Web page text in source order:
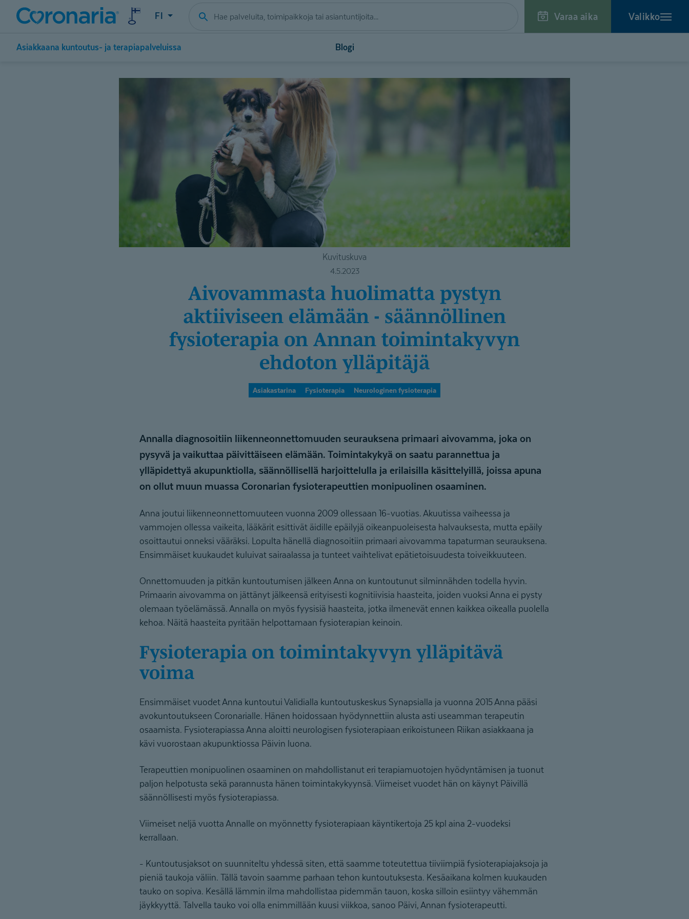
FI Varaa aika Valikko
Asiakkaana kuntoutus- ja terapiapalveluissa Blogi
Kuvituskuva
4.5.2023
Aivovammasta huolimatta pystyn
aktiiviseen elämään - säännöllinen
fysioterapia on Annan toimintakyvyn
ehdoton ylläpitäjä
Asiakastarina Fysioterapia Neurologinen fysioterapia
Annalla diagnosoitiin liikenneonnettomuuden seurauksena primaari aivovamma, joka on
pysyvä ja vaikuttaa päivittäiseen elämään. Toimintakykyä on saatu parannettua ja
ylläpidettyä akupunktiolla, säännöllisellä harjoittelulla ja erilaisilla käsittelyillä, joissa apuna
on ollut muun muassa Coronarian fysioterapeuttien monipuolinen osaaminen.
Anna joutui liikenneonnettomuuteen vuonna 2009 ollessaan 16-vuotias. Akuutissa vaiheessa ja
vammojen ollessa vaikeita, lääkärit esittivät äidille epäilyjä oikeanpuoleisesta halvauksesta, mutta epäily
osoittautui onneksi vääräksi. Lopulta hänellä diagnosoitiin primaari aivovamma tapaturman seurauksena.
Ensimmäiset kuukaudet kuluivat sairaalassa ja tunteet vaihtelivat epätietoisuudesta toiveikkuuteen.
Onnettomuuden ja pitkän kuntoutumisen jälkeen Anna on kuntoutunut silminnähden todella hyvin.
Primaarin aivovamma on jättänyt jälkeensä erityisesti kognitiivisia haasteita, joiden vuoksi Anna ei pysty
olemaan työelämässä. Annalla on myös fyysisiä haasteita, jotka ilmenevät ennen kaikkea oikealla puolella
kehoa. Näitä haasteita pyritään helpottamaan fysioterapian keinoin.
Fysioterapia on toimintakyvyn ylläpitävä
voima
Ensimmäiset vuodet Anna kuntoutui Validialla kuntoutuskeskus Synapsialla ja vuonna 2015 Anna pääsi
avokuntoutukseen Coronarialle. Hänen hoidossaan hyödynnettiin alusta asti useamman terapeutin
osaamista. Fysioterapiassa Anna aloitti neurologisen fysioterapiaan erikoistuneen Riikan asiakkaana ja
kävi vuorostaan akupunktiossa Päivin luona.
Terapeuttien monipuolinen osaaminen on mahdollistanut eri terapiamuotojen hyödyntämisen ja tuonut
paljon helpotusta sekä parannusta hänen toimintakykyynsä. Viimeiset vuodet hän on käynyt Päivillä
säännöllisesti myös fysioterapiassa.
Viimeiset neljä vuotta Annalle on myönnetty fysioterapiaan käyntikertoja 25 kpl aina 2-vuodeksi
kerrallaan.
- Kuntoutusjaksot on suunniteltu yhdessä siten, että saamme toteutettua tiiviimpiä fysioterapiajaksoja ja
pieniä taukoja väliin. Tällä tavoin saamme parhaan tehon kuntoutuksesta. Kesäaikana kolmen kuukauden
tauko on sopiva. Kesällä lämmin ilma mahdollistaa pidemmän tauon, koska silloin esiintyy vähemmän
jäykkyyttä. Talvella tauko voi olla enimmillään kuusi viikkoa, sanoo Päivi, Annan fysioterapeutti.